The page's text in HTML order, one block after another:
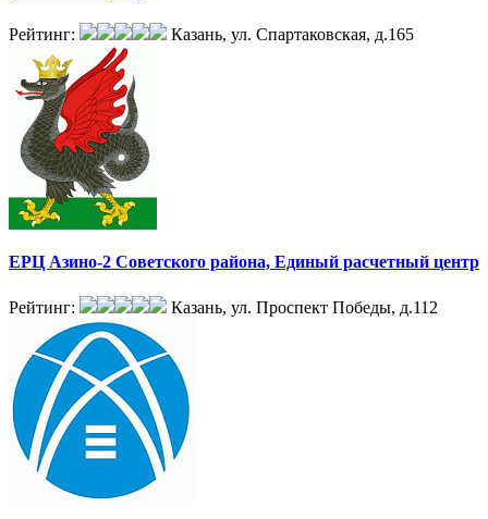
Рейтинг: Казань, ул. Спартаковская, д.165
ЕРЦ Азино-2 Советского района, Единый расчетный центр
Рейтинг: Казань, ул. Проспект Победы, д.112